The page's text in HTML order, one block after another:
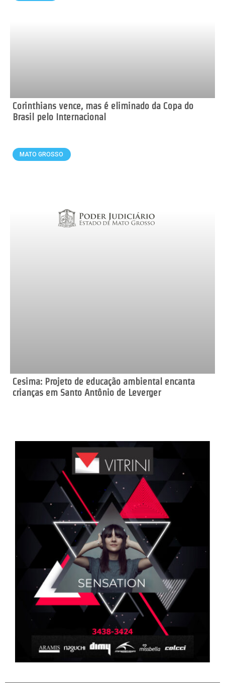
Corinthians vence, mas é eliminado da Copa do
Brasil pelo Internacional
MATO GROSSO
Cesima: Projeto de educação ambiental encanta
crianças em Santo Antônio de Leverger